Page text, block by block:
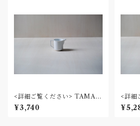
<詳細ご覧ください> TAMAK
I / クリーマー
¥3,740
<詳細
I / マ